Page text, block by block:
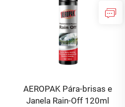
AEROPAK Pára-brisas e
Janela Rain-Off 120ml